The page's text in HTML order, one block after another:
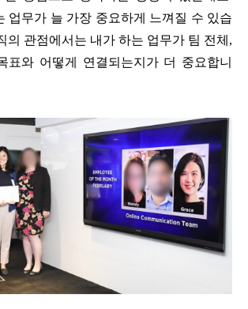
업무가 늘 가장 중요하게 느껴질 수 있습
의 관점에서는 내가 하는 업무가 팀 전체,
표와 어떻게 연결되는지가 더 중요합니